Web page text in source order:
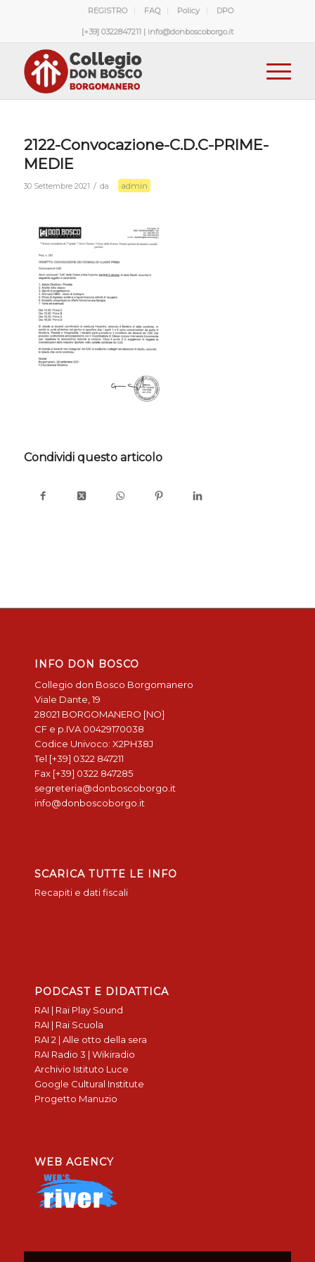
REGISTRO FAQ Policy DPO
[+39] 0322847211 | info@donboscoborgo.it
2122-Convocazione-C.D.C-PRIME-
MEDIE
30 Settembre 2021 / da admin
Condividi questo articolo
INFO DON BOSCO
Collegio don Bosco Borgomanero
Viale Dante, 19
28021 BORGOMANERO [NO]
CF e p.IVA 00429170038
Codice Univoco: X2PH38J
Tel [+39] 0322 847211
Fax [+39] 0322 847285
segreteria@donboscoborgo.it
info@donboscoborgo.it
SCARICA TUTTE LE INFO
Recapiti e dati fiscali
PODCAST E DIDATTICA
RAI | Rai Play Sound
RAI | Rai Scuola
RAI 2 | Alle otto della sera
RAI Radio 3 | Wikiradio
Archivio Istituto Luce
Google Cultural Institute
Progetto Manuzio
WEB AGENCY